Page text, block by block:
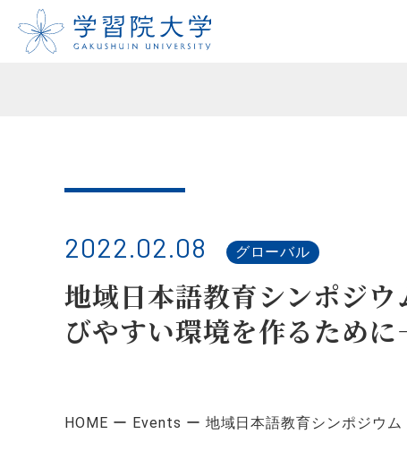
2022.02.08 グローバル
地域日本語教育シンポジ
びやすい環境を作るた
HOME Events 地域日本語教育シンポジウ